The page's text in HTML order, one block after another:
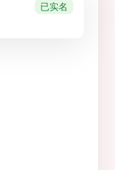
已实名